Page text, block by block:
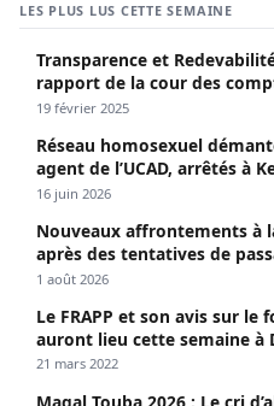
LES PLUS LUS CETTE SEMAINE
Transparence et
rapport de la cour des
19 février 2025
Réseau homosexuel
agent de l’UCAD, arrêtés à
propagé le VIH depuis 2018
16 juin 2026
Nouveaux affrontements à
après des tentatives de
1 août 2026
Le FRAPP et son avis sur le
auront lieu cette semaine à
21 mars 2022